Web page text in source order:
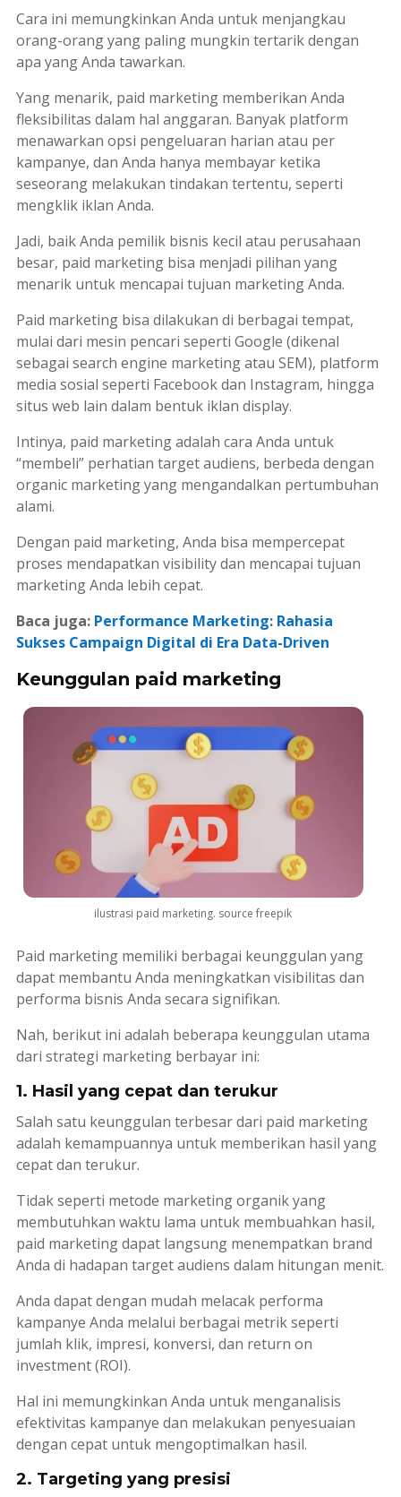
Cara ini memungkinkan Anda untuk menjangkau
orang-orang yang paling mungkin tertarik dengan
apa yang Anda tawarkan.
Yang menarik, paid marketingmemberikan Anda
fleksibilitas dalam hal anggaran. Banyak platform
menawarkan opsi pengeluaran harian atau per
kampanye, dan Anda hanya membayar ketika
seseorang melakukan tindakan tertentu, seperti
mengklik iklan Anda.
Jadi, baik Anda pemilik bisnis kecil atau perusahaan
besar, paid marketingbisa menjadi pilihan yang
menarik untuk mencapai tujuan marketingAnda.
Paid marketingbisa dilakukan di berbagai tempat,
mulai dari mesin pencari seperti Google (dikenal
sebagai search engine marketingatau SEM), platform
media sosial seperti Facebook dan Instagram, hingga
situs web lain dalam bentuk iklan display.
Intinya, paid marketingadalah cara Anda untuk
“membeli” perhatian target audiens, berbeda dengan
organic marketingyang mengandalkan pertumbuhan
alami.
Dengan paid marketing, Anda bisa mempercepat
proses mendapatkan visibilitydan mencapai tujuan
marketingAnda lebih cepat.
Baca juga: Performance Marketing: Rahasia
Sukses Campaign Digital di Era Data-Driven
Keunggulan paid marketing
ilustrasi paid marketing. source freepik
Paid marketingmemiliki berbagai keunggulan yang
dapat membantu Anda meningkatkan visibilitas dan
performa bisnis Anda secara signifikan.
Nah, berikut ini adalah beberapa keunggulan utama
dari strategi marketingberbayar ini:
1. Hasil yang cepat dan terukur
Salah satu keunggulan terbesar dari paid marketing
adalah kemampuannya untuk memberikan hasil yang
cepat dan terukur.
Tidak seperti metode marketingorganik yang
membutuhkan waktu lama untuk membuahkan hasil,
paid marketingdapat langsung menempatkan brand
Anda di hadapan target audiens dalam hitungan menit.
Anda dapat dengan mudah melacak performa
kampanye Anda melalui berbagai metrik seperti
jumlah klik, impresi, konversi, dan return on
investment(ROI).
Hal ini memungkinkan Anda untuk menganalisis
efektivitas kampanye dan melakukan penyesuaian
dengan cepat untuk mengoptimalkan hasil.
2. Targeting yang presisi